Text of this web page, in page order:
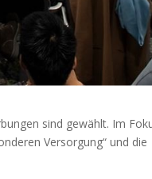
sind gewählt. Im
Versorgung“ und die